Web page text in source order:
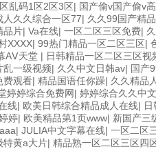
乱码1区2区3区| 国产偷v国产偷v
人久久综合一区77| 久久99国产精品
品片| Va在线| 一区二区三区免费|
XXXX| 99热门精品一区二区三区|
AⅤ天堂 | 日韩精品一区二区三区视
乱一级视频| 久久中文日韩av| 国产
费观看| 精品国语任你躁| 久久精品
婷婷综合免费网| 婷婷综合久久中
线| 欧美日韩综合精品成人在线|
婷| 欧美精品第1页www| 新国产三
| JULIA中文字幕在线| 一区二区
特黄a大片| 精品熟一区二区三区四